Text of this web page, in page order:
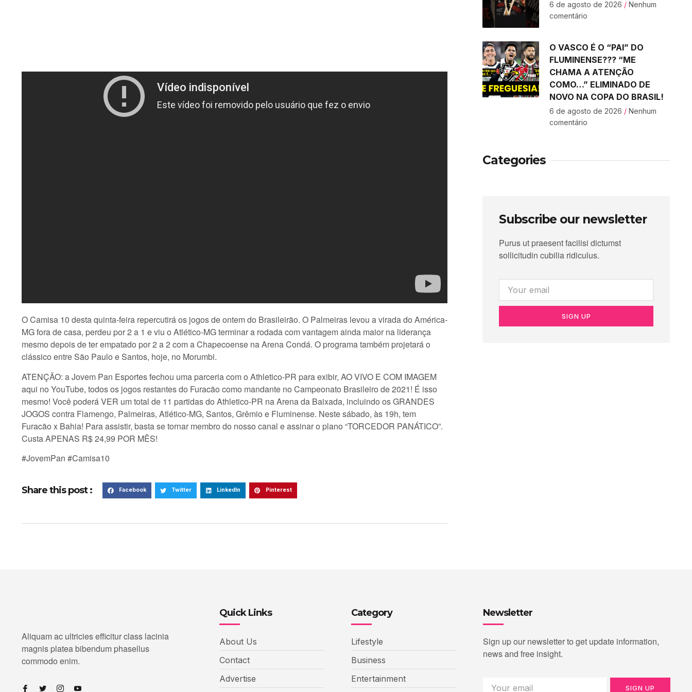
O Camisa 10 desta quinta-feira repercutirá os jogos de ontem do Brasileirão. O Palmeiras levou a virada do América-
MG fora de casa, perdeu por 2 a 1 e viu o Atlético-MG terminar a rodada com vantagem ainda maior na liderança
mesmo depois de ter empatado por 2 a 2 com a Chapecoense na Arena Condá. O programa também projetará o
clássico entre São Paulo e Santos, hoje, no Morumbi.
ATENÇÃO: a Jovem Pan Esportes fechou uma parceria com o Athletico-PR para exibir, AO VIVO E COM IMAGEM
aqui no YouTube, todos os jogos restantes do Furacão como mandante no Campeonato Brasileiro de 2021! É isso
mesmo! Você poderá VER um total de 11 partidas do Athletico-PR na Arena da Baixada, incluindo os GRANDES
JOGOS contra Flamengo, Palmeiras, Atlético-MG, Santos, Grêmio e Fluminense. Neste sábado, às 19h, tem
Furacão x Bahia! Para assistir, basta se tornar membro do nosso canal e assinar o plano “TORCEDOR PANÁTICO”.
Custa APENAS R$ 24,99 POR MÊS!
#JovemPan #Camisa10
Share this post : Facebook Twitter LinkedIn Pinterest
6 de agosto de 2026 Nenhum
comentário
O VASCO É O “PAI” DO
FLUMINENSE??? “ME
CHAMA A ATENÇÃO
COMO…” ELIMINADO DE
NOVO NA COPA DO BRASIL!
6 de agosto de 2026 Nenhum
comentário
Categories
Subscribe our newsletter
Purus ut praesent facilisi dictumst
sollicitudin cubilia ridiculus.
SIGN UP
Aliquam ac ultricies efficitur class lacinia
magnis platea bibendum phasellus
commodo enim.
Quick Links
About Us
Contact
Advertise
Category
Lifestyle
Business
Entertainment
Newsletter
Sign up our newsletter to get update information,
news and free insight.
SIGN UP